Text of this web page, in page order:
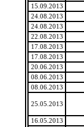
15.09.2013
24.08.2013
24.08.2013
22.08.2013
17.08.2013
17.08.2013
20.06.2013
08.06.2013
08.06.2013
25.05.2013
16.05.2013